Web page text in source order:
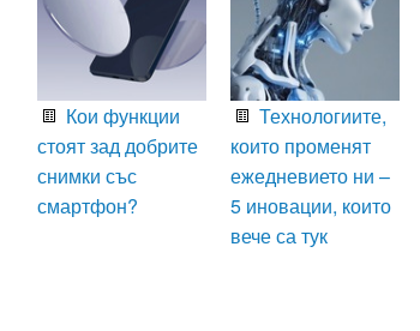
Кои функции
стоят зад добрите
снимки със
смартфон?
Технологиите,
които променят
ежедневието ни –
5 иновации, които
вече са тук